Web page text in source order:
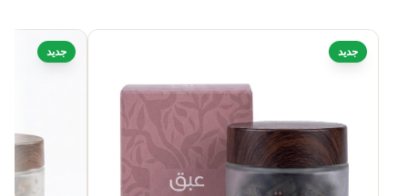
جديد جديد